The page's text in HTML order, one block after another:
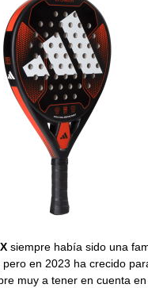
siempre había sido una
pero en 2023 ha crecido
muy a tener en cuenta